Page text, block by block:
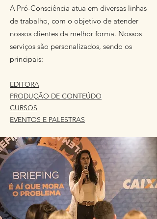
A Pró-Consciência atua em diversas linhas
de trabalho, com o objetivo de atender
nossos clientes da melhor forma. Nossos
serviços são personalizados, sendo os
principais:
EDITORA
PRODUÇÃO DE CONTEÚDO
CURSOS
EVENTOS E PALESTRAS